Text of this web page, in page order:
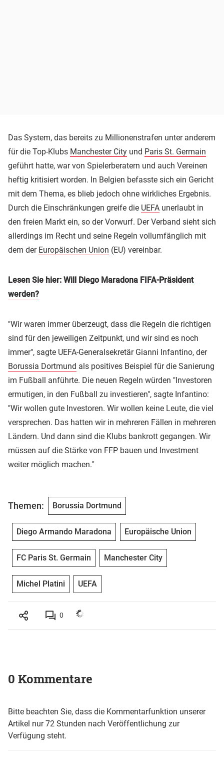
Das System, das bereits zu Millionenstrafen unter anderem
für die Top-Klubs Manchester City und Paris St. Germain
geführt hatte, war von Spielerberatern und auch Vereinen
heftig kritisiert worden. In Belgien befasste sich ein Gericht
mit dem Thema, es blieb jedoch ohne wirkliches Ergebnis.
Durch die Einschränkungen greife die UEFA unerlaubt in
den freien Markt ein, so der Vorwurf. Der Verband sieht sich
allerdings im Recht und seine Regeln vollumfänglich mit
dem der Europäischen Union (EU) vereinbar.
Lesen Sie hier: Will Diego Maradona FIFA-Präsident
werden?
"Wir waren immer überzeugt, dass die Regeln die richtigen
sind für den jeweiligen Zeitpunkt, und wir sind es noch
immer", sagte UEFA-Generalsekretär Gianni Infantino, der
Borussia Dortmund als positives Beispiel für die Sanierung
im Fußball anführte. Die neuen Regeln würden "Investoren
ermutigen, in den Fußball zu investieren", sagte Infantino:
"Wir wollen gute Investoren. Wir wollen keine Leute, die viel
versprechen. Das hatten wir in mehreren Fällen in mehreren
Ländern. Und dann sind die Klubs bankrott gegangen. Wir
müssen auf die Stärke von FFP bauen und Investment
weiter möglich machen."
Themen: Borussia Dortmund
Diego Armando Maradona Europäische Union
FC Paris St. Germain Manchester City
Michel Platini UEFA
0
0 Kommentare
Bitte beachten Sie, dass die Kommentarfunktion unserer
Artikel nur 72 Stunden nach Veröffentlichung zur
Verfügung steht.